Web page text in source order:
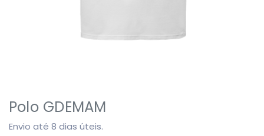
Polo GDEMAM
Envio até 8 dias úteis.